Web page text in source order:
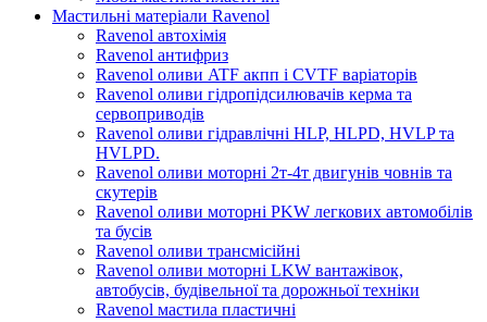
Мастильні матеріали Ravenol
Ravenol автохімія
Ravenol антифриз
Ravenol оливи ATF акпп і CVTF варіаторів
Ravenol оливи гідропідсилювачів керма та
сервоприводів
Ravenol оливи гідравлічні HLP, HLPD, HVLP та
HVLPD.
Ravenol оливи моторні 2т-4т двигунів човнів та
скутерів
Ravenol оливи моторні PKW легкових автомобілів
та бусів
Ravenol оливи трансмісійні
Ravenol оливи моторні LKW вантажівок,
автобусів, будівельної та дорожньої техніки
Ravenol мастила пластичні